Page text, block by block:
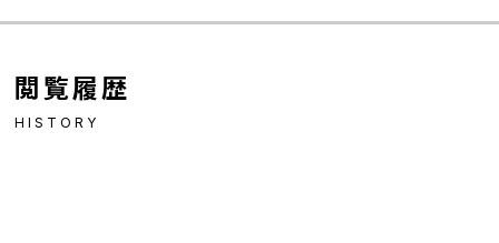
閲覧履歴
HISTORY